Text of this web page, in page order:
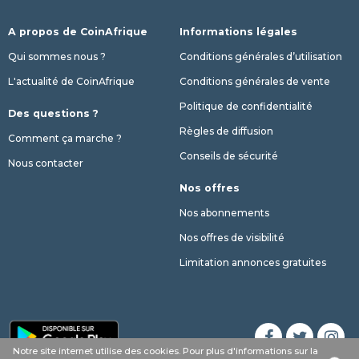
Notre site internet utilise des cookies. Pour plus d'informations sur la
A propos de CoinAfrique
Qui sommes nous ?
L'actualité de CoinAfrique
Des questions ?
Comment ça marche ?
Nous contacter
Informations légales
Conditions générales d’utilisation
Conditions générales de vente
Politique de confidentialité
Règles de diffusion
Conseils de sécurité
Nos offres
Nos abonnements
Nos offres de visibilité
Limitation annonces gratuites